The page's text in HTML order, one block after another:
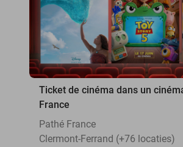
Ticket de cinéma dans un
France
Pathé France
Clermont-Ferrand (+76 locaties)